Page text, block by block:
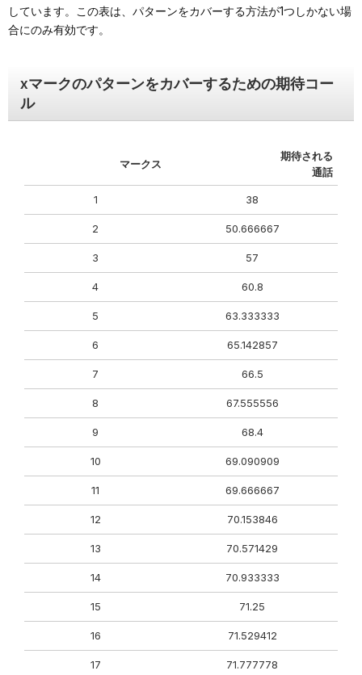
しています。この表は、パターンをカバーする方法が1つしかない場
合にのみ有効です。
xマークのパターンをカバーするための期待コー
ル
マークス
期待される
通話
1 38
2 50.666667
3 57
4 60.8
5 63.333333
6 65.142857
7 66.5
8 67.555556
9 68.4
10 69.090909
11 69.666667
12 70.153846
13 70.571429
14 70.933333
15 71.25
16 71.529412
17 71.777778